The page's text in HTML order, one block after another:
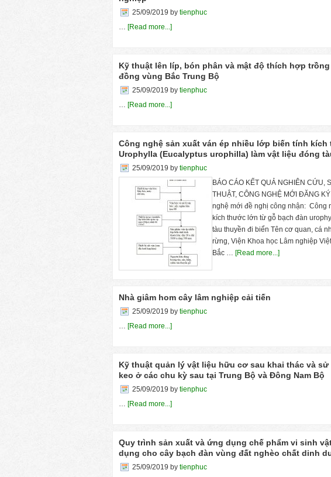
25/09/2019 by tienphuc
… [Read more...]
Kỹ thuật lên líp, bón phân và mật độ thích hợp
đồng vùng Bắc Trung Bộ
25/09/2019 by tienphuc
… [Read more...]
Công nghệ sản xuất ván ép nhiều lớp biến tính
Urophylla (Eucalyptus urophilla) làm vật liệu đóng
25/09/2019 by tienphuc
BÁO CÁO KẾT QUẢ NGHIÊN CỨU,
THUẬT, CÔNG NGHỆ MỚI ĐĂNG
nghệ mới đề nghị công nhận: Công
kích thước lớn từ gỗ bạch đàn
tàu thuyền đi biển Tên cơ quan, cá
rừng, Viện Khoa học Lâm nghiệp
Bắc … [Read more...]
Nhà giâm hom cây lâm nghiệp cải tiến
25/09/2019 by tienphuc
… [Read more...]
Kỹ thuật quản lý vật liệu hữu cơ sau khai thác và
keo ở các chu kỳ sau tại Trung Bộ và Đông Nam Bộ
25/09/2019 by tienphuc
… [Read more...]
Quy trình sản xuất và ứng dụng chế phẩm vi sinh
dụng cho cây bạch đàn vùng đất nghèo chất dinh
25/09/2019 by tienphuc